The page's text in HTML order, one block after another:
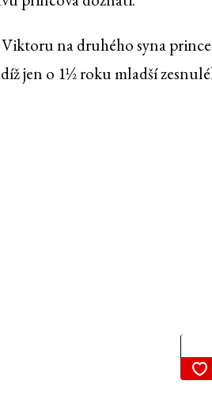
na druhého syna prince
jen o 1½ roku mladší